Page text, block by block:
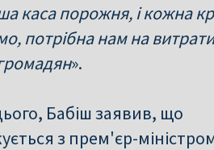
каса порожня, і кожна
потрібна нам на
».
Бабіш заявив, що
з прем'єр-міністром